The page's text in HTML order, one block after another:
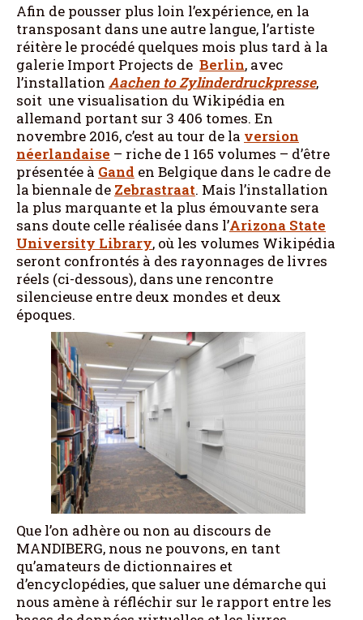
Afin de pousser plus loin l’expérience, en la
transposant dans une autre langue, l’artiste
réitère le procédé quelques mois plus tard à la
galerie Import Projects de Berlin, avec
l’installation Aachen to Zylinderdruckpresse,
soit une visualisation du Wikipédia en
allemand portant sur 3 406 tomes. En
novembre 2016, c’est au tour de la version
néerlandaise – riche de 1 165 volumes – d’être
présentée à Gand en Belgique dans le cadre de
la biennale de Zebrastraat. Mais l’installation
la plus marquante et la plus émouvante sera
sans doute celle réalisée dans l’Arizona State
University Library, où les volumes Wikipédia
seront confrontés à des rayonnages de livres
réels (ci-dessous), dans une rencontre
silencieuse entre deux mondes et deux
époques.
Que l’on adhère ou non au discours de
MANDIBERG, nous ne pouvons, en tant
qu’amateurs de dictionnaires et
d’encyclopédies, que saluer une démarche qui
nous amène à réfléchir sur le rapport entre les